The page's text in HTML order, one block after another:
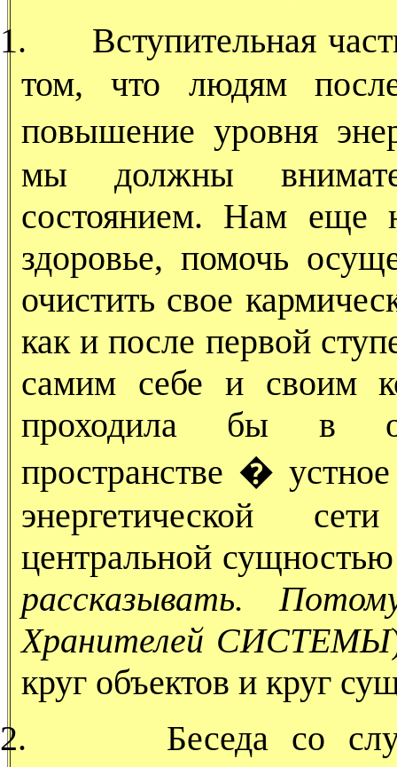
1.
Вступительная
том, что людям
повышение уровня
мы должны
состоянием. Нам еще
здоровье, помочь
очистить свое
как и после первой
самим себе и своим
проходила бы в
пространстве �
энергетической
центральной
рассказывать.
Хранителей СИСТЕМЫ
круг объектов и круг
2.
Беседа со